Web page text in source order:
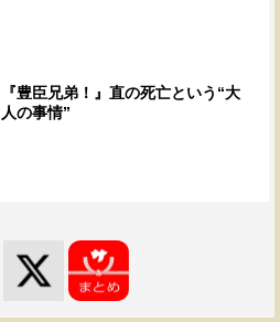
『豊臣兄弟！』直の死亡という“大
人の事情”